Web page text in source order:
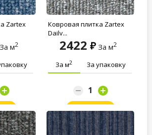
Zartex
м2
Ковровая плитка Zartex
Daily...
2422 За м2
За м2 За упаковку